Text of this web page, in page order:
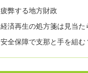
疲弊する地方財政
経済再生の処方箋は見当た
安全保障で支那と手を組む